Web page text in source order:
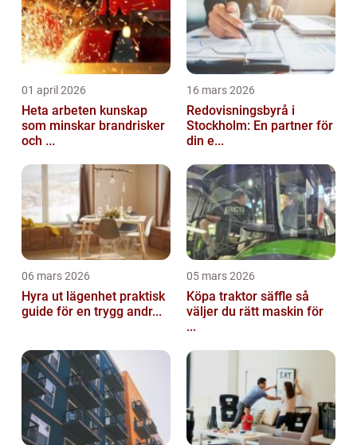
01 april 2026
Heta arbeten kunskap
som minskar brandrisker
och ...
16 mars 2026
Redovisningsbyrå i
Stockholm: En partner för
din e...
06 mars 2026
Hyra ut lägenhet praktisk
guide för en trygg andr...
05 mars 2026
Köpa traktor säffle så
väljer du rätt maskin för
...